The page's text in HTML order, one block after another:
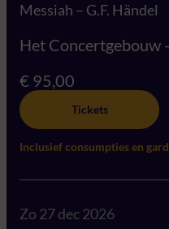
Messiah – G.F. Händel
Het Concertgebouw
€ 95,00
Tickets
Inclusief consumpties en
Zo 27 dec 2026